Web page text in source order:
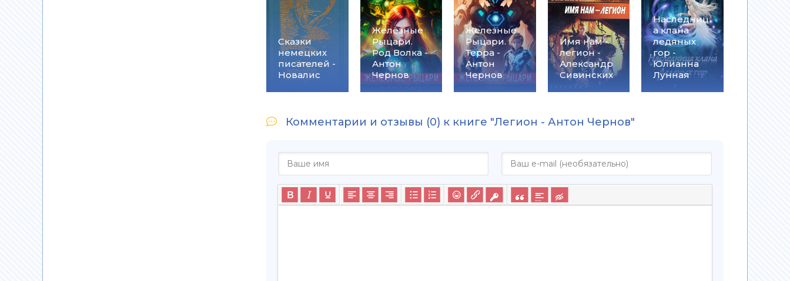
Сказки
немецких
писателей -
Новалис
Железные
Рыцари.
Род Волка -
Антон
Чернов
Железные
Рыцари.
Терра -
Антон
Чернов
Имя нам -
легион -
Александр
Сивинских
Наследниц
а клана
ледяных
гор -
Юлианна
Лунная
Комментарии и отзывы (0) к книге "Легион - Антон Чернов"